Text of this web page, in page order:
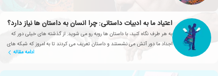
اعتیاد ما به ادبیات داستانی: چرا انسان به داستان ها نیاز دارد؟
به هر طرف نگاه کنید، با داستان ها روبه رو می شوید. از گذشته های خیلی دور که
اجداد ما دور آتش می نشستند و داستان تعریف می کردند تا به امروز که شبکه های
ادامه مقاله